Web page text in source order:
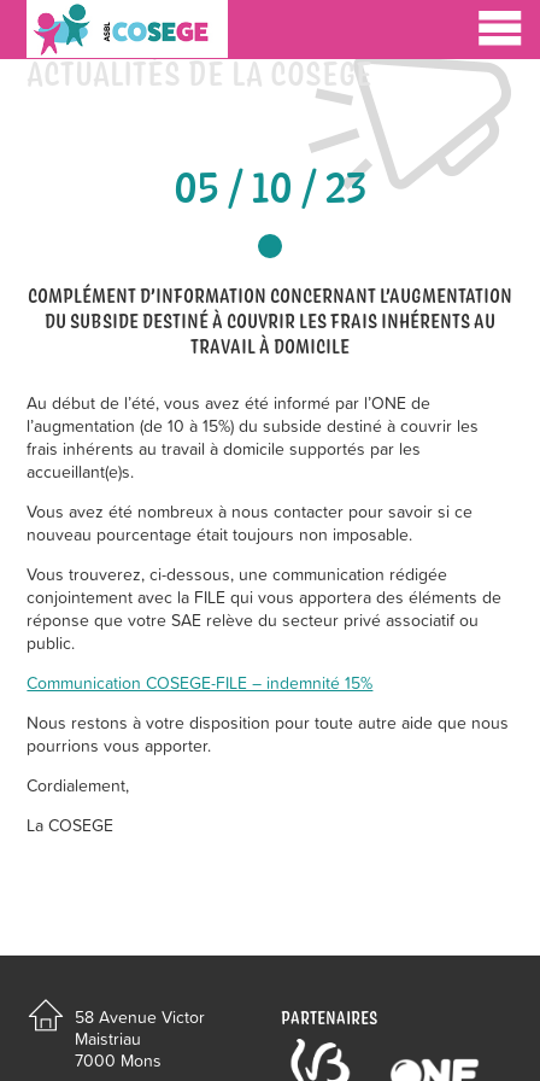
ACTUALITÉS DE LA COSEGE
05 / 10 / 23
COMPLÉMENT D’INFORMATION CONCERNANT L’AUGMENTATION
DU SUBSIDE DESTINÉ À COUVRIR LES FRAIS INHÉRENTS AU
TRAVAIL À DOMICILE
Au début de l’été, vous avez été informé par l’ONE de
l’augmentation (de 10 à 15%) du subside destiné à couvrir les
frais inhérents au travail à domicile supportés par les
accueillant(e)s.
Vous avez été nombreux à nous contacter pour savoir si ce
nouveau pourcentage était toujours non imposable.
Vous trouverez, ci-dessous, une communication rédigée
conjointement avec la FILE qui vous apportera des éléments de
réponse que votre SAE relève du secteur privé associatif ou
public.
Communication COSEGE-FILE – indemnité 15%
Nous restons à votre disposition pour toute autre aide que nous
pourrions vous apporter.
Cordialement,
La COSEGE
58 Avenue Victor
Maistriau
7000 Mons
PARTENAIRES